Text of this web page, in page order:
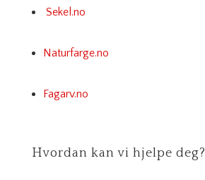
Sekel.no
Naturfarge.no
Fagarv.no
Hvordan kan vi hjelpe deg?